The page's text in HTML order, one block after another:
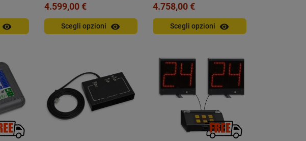
visibility
4.599,00 €
Scegli opzioni visibility
4.758,00 €
Scegli opzioni visibility